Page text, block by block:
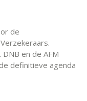
de
en de AFM
definitieve agenda